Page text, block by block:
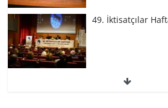
49. İktisatçılar
49. İktisatçılar